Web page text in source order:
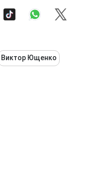
Виктор Ющенко